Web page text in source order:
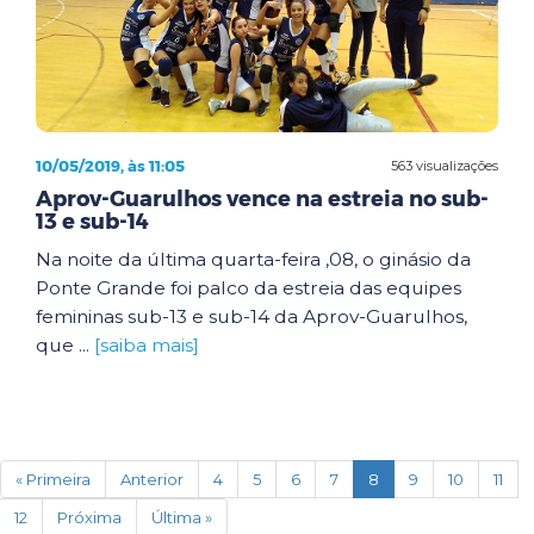
563 visualizações
10/05/2019, às 11:05
Aprov-Guarulhos vence na estreia no sub-
13 e sub-14
Na noite da última quarta-feira ,08, o ginásio da
Ponte Grande foi palco da estreia das equipes
femininas sub-13 e sub-14 da Aprov-Guarulhos,
que ... [saiba mais]
« Primeira Anterior 4 5 6 7 8 (current)
9 10
11
12
Próxima Última »